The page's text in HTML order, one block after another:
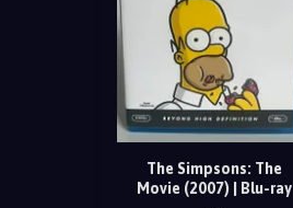
The Simpsons: The
Movie (2007) | Blu-ray